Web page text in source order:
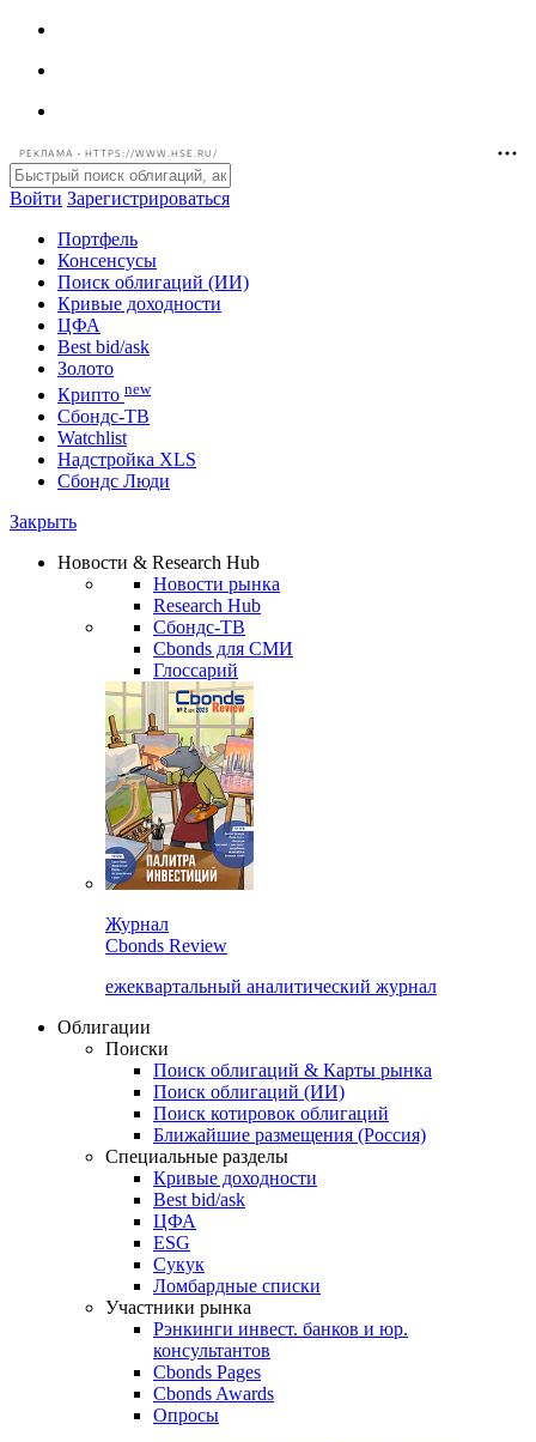
РЕКЛАМА • HTTPS://WWW.HSE.RU/
Войти Зарегистрироваться
Портфель
Консенсусы
Поиск облигаций (ИИ)
Кривые доходности
ЦФА
Best bid/ask
Золото
Крипто new
Watchlist
Сбондс Люди
Новости & Research Hub
Новости рынка
Research Hub
Сбондс-ТВ
Cbonds для СМИ
Глоссарий
Cbonds Review
ежеквартальный аналитический журнал
Облигации
Поиски
Поиск облигаций & Карты рынка
Поиск облигаций (ИИ)
Поиск котировок облигаций
Ближайшие размещения (Россия)
Специальные разделы
Кривые доходности
Best bid/ask
ЦФА
ESG
Сукук
Ломбардные списки
Участники рынка
Рэнкинги инвест. банков и юр.